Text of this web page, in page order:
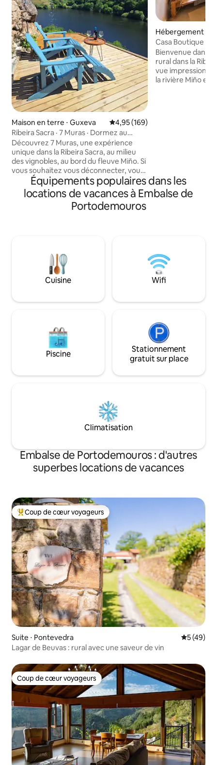
Maison en terre ⋅ Guxeva Évaluation moyenne sur la
4,95 (169)
Ribeira Sacra · 7 Muras · Dormez au
milieu des vignobles
Découvrez 7 Muras, une expérience
unique dans la Ribeira Sacra, au milieu
des vignobles, au bord du fleuve Miño. Si
vous souhaitez vous déconnecter, vous
trouverez ici le silence, la nature et le
calme. Vous séjournerez dans une cave
traditionnelle restaurée avec charme,
dans un cadre unique. Profitez de sa
escapades romantiques. À quelques
mètres du Chemin de Saint-Jacques-
de-Compostelle en hiver. Suivez-nous
sur IG : @7_muras
Hébergement ⋅
Casa Boutique
Bienvenue dans
rural dans la Ribeira Sacra
vue
la rivière Miño et
Suivez-nous sur
Équipements populaires dans les
locations de vacances à Embalse de
Portodemouros
Cuisine Wifi
Piscine
Stationnement
gratuit sur place
Climatisation
Embalse de Portodemouros : d'autres
superbes locations de vacances
Coups de cœur voyageurs les plus appréciés
Coup de cœur voyageurs
Suite ⋅ Pontevedra
5 (49)
Lagar de Beuvas : rural avec une saveur de vin
Coup de cœur voyageurs
Coup de cœur voyageurs